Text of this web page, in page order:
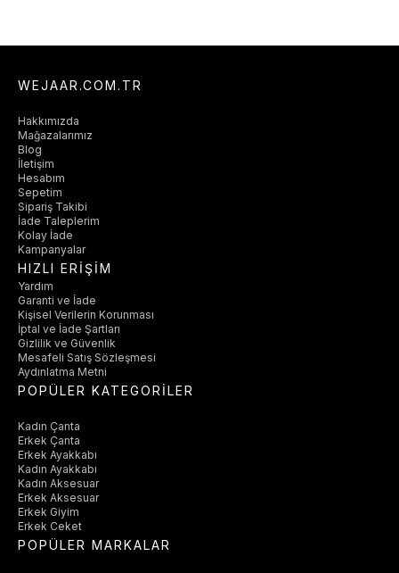
WEJAAR.COM.TR
Hakkımızda
Mağazalarımız
Blog
İletişim
Hesabım
Sepetim
Sipariş Takibi
İade Taleplerim
Kolay İade
Kampanyalar
HIZLI ERİŞİM
Yardım
Garanti ve İade
Kişisel Verilerin Korunması
İptal ve İade Şartları
Gizlilik ve Güvenlik
Mesafeli Satış Sözleşmesi
Aydınlatma Metni
POPÜLER KATEGORİLER
Kadın Çanta
Erkek Çanta
Erkek Ayakkabı
Kadın Ayakkabı
Kadın Aksesuar
Erkek Aksesuar
Erkek Giyim
Erkek Ceket
POPÜLER MARKALAR